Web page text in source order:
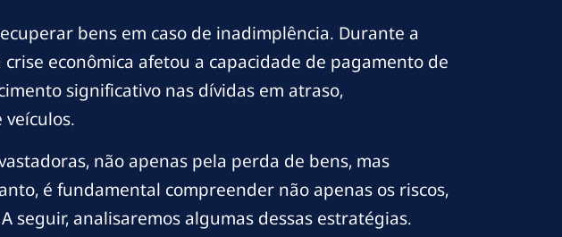
bens em caso de inadimplência. Durante a
econômica afetou a capacidade de pagamento de
significativo nas dívidas em atraso,
não apenas pela perda de bens, mas
é fundamental compreender não apenas os riscos,
seguir, analisaremos algumas dessas estratégias.